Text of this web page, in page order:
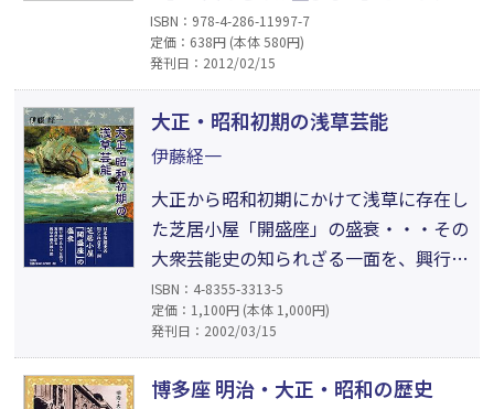
として当たり前の、しかし、きっちり守
るにはしんどい三箇条を守り続ける真似
かれていく。すべてをコツコツとやり続
けてきた経験から出た言葉は、グッと心
に入ってくる。今だからこそ感じたい、
哀川翔という男の魂の言葉がここに。
ISBN：978-4-286-11997-7
定価：638円 (本体 580円)
発刊日：2012/02/15
大正・昭和初期の浅草芸能
伊藤経一
大正から昭和初期にかけて浅草に存在し
た芝居小屋「開盛座」の盛衰・・・その
大衆芸能史の知られざる一面を、興行師
であった父を持つ著者が熱き思い出とと
もに語る郷土史的研究書。今、あの時代
の風景と香りが、この本を通して甦る。
ISBN：4-8355-3313-5
定価：1,100円 (本体 1,000円)
発刊日：2002/03/15
博多座 明治・大正・昭和の歴史